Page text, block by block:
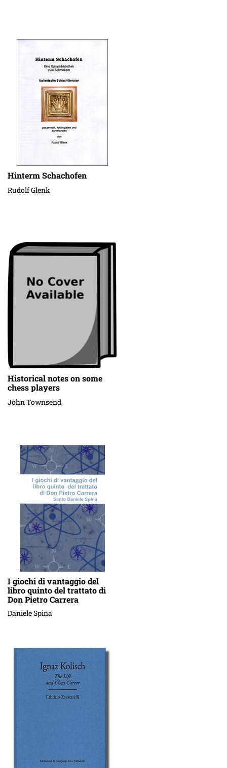
Hinterm Schachofen
Rudolf Glenk
Historical notes on some
chess players
John Townsend
I giochi di vantaggio del
libro quinto del trattato di
Don Pietro Carrera
Daniele Spina